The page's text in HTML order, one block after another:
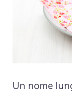
Un nome